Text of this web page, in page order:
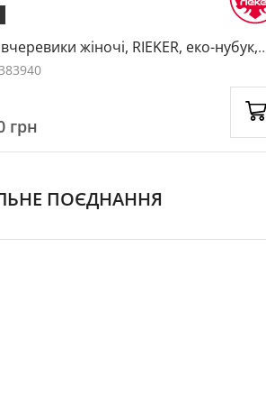
жіночі, RIEKER, еко-нубук,
чорний, 1042523
3940
грн
ПОЄДНАННЯ